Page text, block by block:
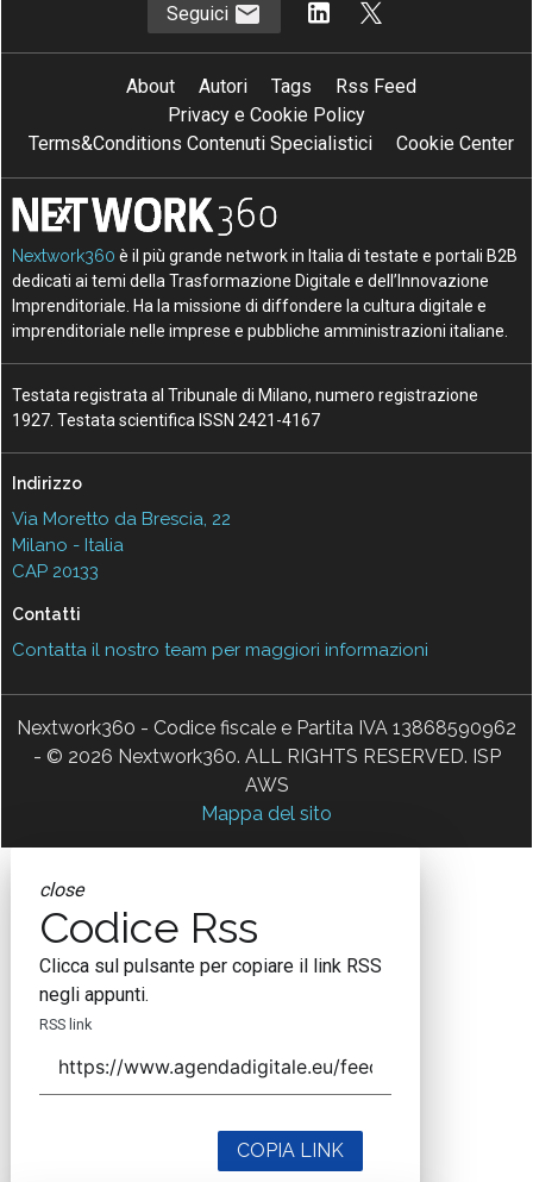
Seguici
About Autori Tags
Rss Feed
Privacy e Cookie Policy
Terms&Conditions Contenuti Specialistici
Cookie Center
Nextwork360 è il più grande network in Italia di testate e portali B2B
dedicati ai temi della Trasformazione Digitale e dell’Innovazione
Imprenditoriale. Ha la missione di diffondere la cultura digitale e
imprenditoriale nelle imprese e pubbliche amministrazioni italiane.
Testata registrata al Tribunale di Milano, numero registrazione
1927. Testata scientifica ISSN 2421-4167
Indirizzo
Via Moretto da Brescia, 22
Milano - Italia
CAP 20133
Contatti
Contatta il nostro team per maggiori informazioni
Nextwork360 - Codice fiscale e Partita IVA 13868590962
- © 2026 Nextwork360. ALL RIGHTS RESERVED. ISP
AWS
Mappa del sito
close
Codice Rss
Clicca sul pulsante per copiare il link RSS
negli appunti.
RSS link
COPIA LINK